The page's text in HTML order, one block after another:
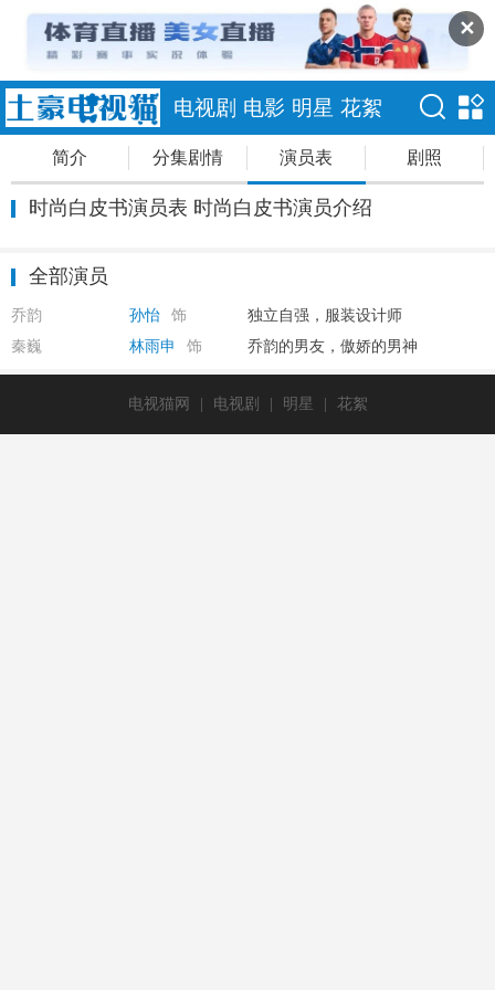
✕
电视剧 电影 明星 花絮
简介 分集剧情 演员表 剧照
时尚白皮书演员表 时尚白皮书演员介绍
全部演员
乔韵 孙怡 饰
独立自强，服装设计师
秦巍
林雨申 饰 乔韵的男友，傲娇的男神
电视猫网 | 电视剧 | 明星 | 花絮